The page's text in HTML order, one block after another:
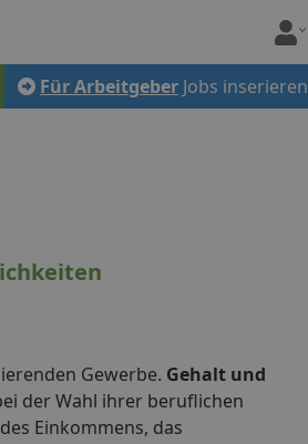
Für Arbeitgeber Jobs inserieren
Gewerbe. Gehalt und
der Wahl ihrer beruflichen
Einkommens, das